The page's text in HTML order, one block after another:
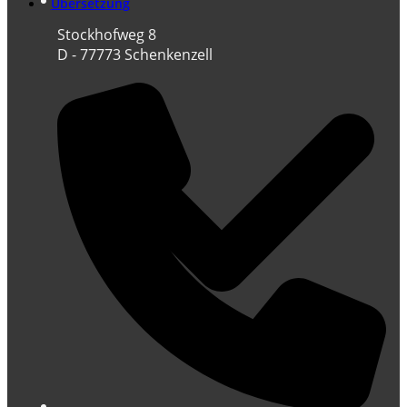
Übersetzung
Stockhofweg 8
D - 77773 Schenkenzell